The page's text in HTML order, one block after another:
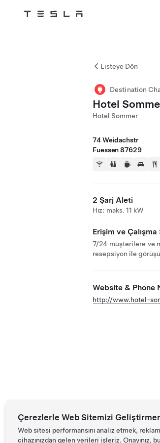
Tesla
Listeye Dön
Destination
Hotel
Hotel Sommer
74 Weidachstr
Fuessen 87629
2 Şarj Aleti
Hız: maks. 11 kW
Erişim ve
7/24 müşterilere ve
resepsiyon ile
Website & Phone
http://www.hotel-
Çerezlerle Web Sitemizi
Web sitesi performansını analiz etmek,
cihazınızdan gelen verileri işleriz. Onayınız,